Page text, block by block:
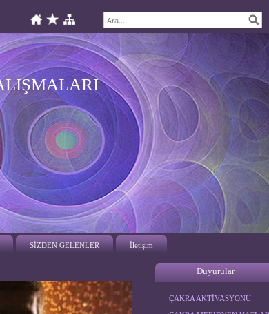
SİZDEN GELENLER İletişim
Duyurular
ENERJETİK TARAMA
ÇAKRA AKTİVASYONU
ÇAKRA MERİDYEN HATLARI